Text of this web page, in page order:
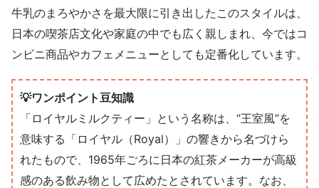
牛乳のまろやかさを最大限に引き出したこのスタイルは、
日本の喫茶店文化や家庭の中でも広く親しまれ、今ではコ
ンビニ商品やカフェメニューとしても定番化しています。
💡ワンポイント豆知識
「ロイヤルミルクティー」という名称は、“王室風”を
意味する「ロイヤル（Royal）」の響きから名づけら
れたもので、1965年ごろに日本の紅茶メーカーが高級
感のある飲み物として広めたとされています。なお、